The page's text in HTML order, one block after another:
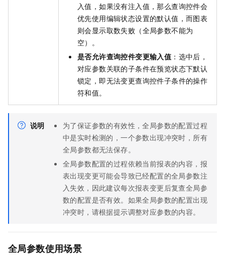
入值，如果没有注入值，那么查询控件会
优先使用编辑状态设置的默认值，而图表
则会显示取数失败（全局参数不能为
空）。
是否允许查询控件变更输入值 ：选中后，
对应参数关联的子条件在预览状态下默认
锁定，即无法变更查询控件子条件的操作
符和值。
说明
为了保证参数的有效性，全局参数的配置过程
中是实时检测的，一个参数出现冲突时，所有
全局参数都无法保存。
全局参数配置的过程依赖当前报表的内容，报
表出现变更可能会导致已经配置的全局参数注
入失效，因此建议每次报表变更后复查全局参
数的配置是否有效。如果全局参数的配置出现
冲突时，请根据提示调整对应参数的内容。
全局参数使用场景